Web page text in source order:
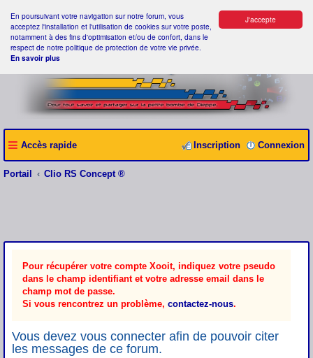
J'accepte
En poursuivant votre navigation sur notre forum, vous
acceptez l'installation et l'utilisation de cookies sur votre poste,
notamment à des fins d'optimisation et/ou de confort, dans le
respect de notre politique de protection de votre vie privée.
En savoir plus
Accès rapide Connexion
Inscription
Portail Clio RS Concept ®
Pour récupérer votre compte Xooit, indiquez votre pseudo
dans le champ identifiant et votre adresse email dans le
champ mot de passe.
Si vous rencontrez un problème, contactez-nous.
Vous devez vous connecter afin de pouvoir citer
les messages de ce forum.